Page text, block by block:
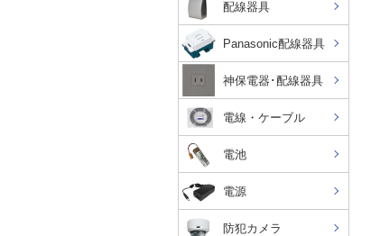
配線器具
Panasonic配線器具
神保電器･配線器具
電線・ケーブル
電池
電源
防犯カメラ